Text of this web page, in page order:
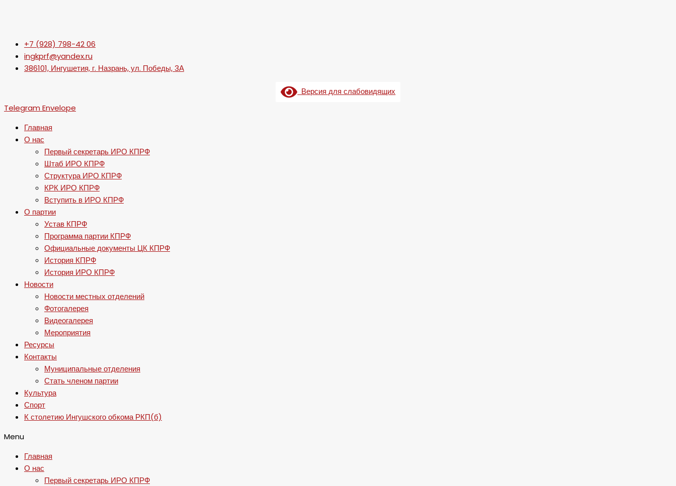
+7 (928) 798-42 06
ingkprf@yandex.ru
386101, Ингушетия, г. Назрань, ул. Победы, 3А
Версия для слабовидящих
Telegram Envelope
Главная
О нас
Первый секретарь ИРО КПРФ
Штаб ИРО КПРФ
Структура ИРО КПРФ
КРК ИРО КПРФ
Вступить в ИРО КПРФ
О партии
Устав КПРФ
Программа партии КПРФ
Официальные документы ЦК КПРФ
История КПРФ
История ИРО КПРФ
Новости
Новости местных отделений
Фотогалерея
Видеогалерея
Мероприятия
Ресурсы
Контакты
Муниципальные отделения
Стать членом партии
Культура
Спорт
К столетию Ингушского обкома РКП(б)
Menu
Главная
О нас
Первый секретарь ИРО КПРФ